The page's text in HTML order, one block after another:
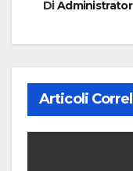
DiAdministrator
Articoli